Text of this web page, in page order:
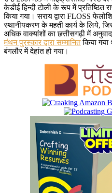
केडीई हिन्दी टोली के रूप में प्रतिष्ठित
किया गया। सराय द्वारा FLOSS
स्थानीयकरण के महती कार्य के लिये,
अधिक वाक्यांशों का छत्तीसगढ़ी में
मंथन पुरस्कार द्वारा सम्मानितकिया गया
बंगलौर में देहांत हो गया।